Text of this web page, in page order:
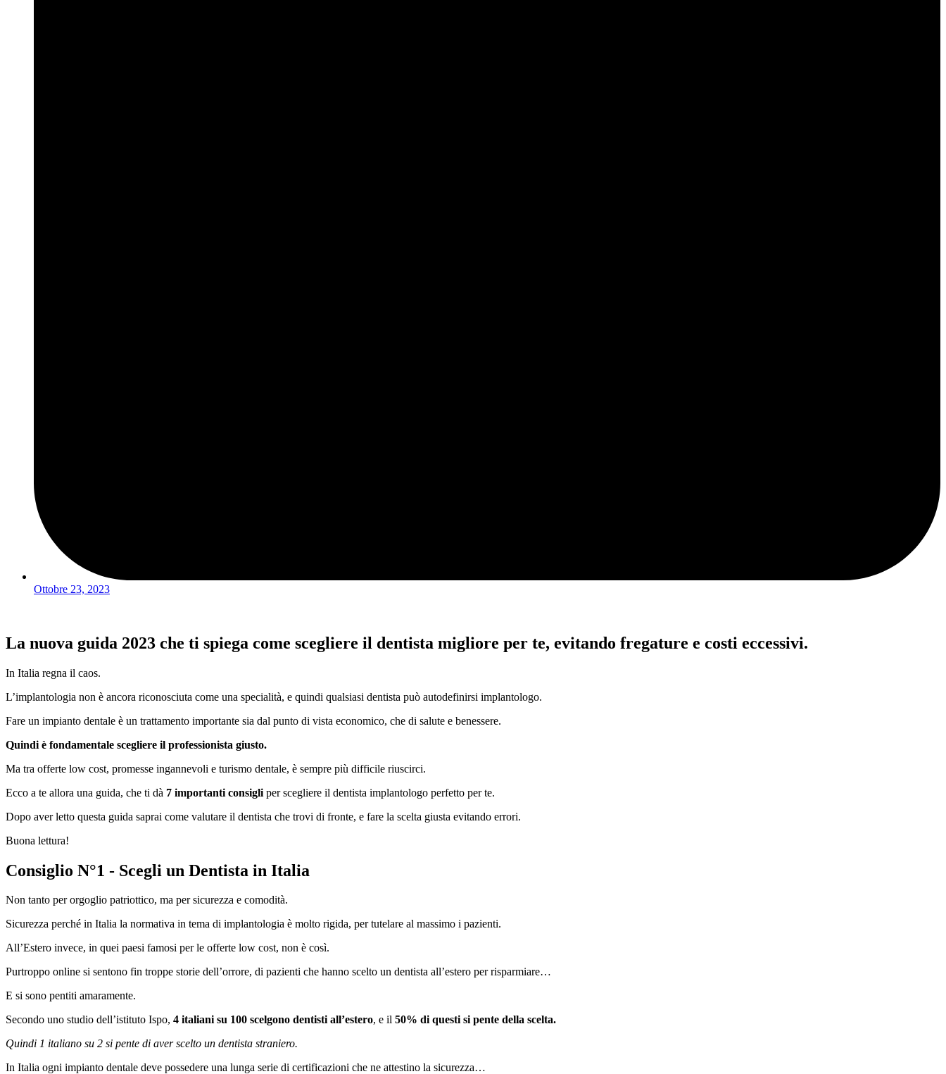
Ottobre 23, 2023
La nuova guida 2023 che ti spiega come scegliere il dentista migliore per te, evitando fregature e costi eccessivi.
In Italia regna il caos.
L’implantologia non è ancora riconosciuta come una specialità, e quindi qualsiasi dentista può autodefinirsi implantologo.
Fare un impianto dentale è un trattamento importante sia dal punto di vista economico, che di salute e benessere.
Quindi è fondamentale scegliere il professionista giusto.
Ma tra offerte low cost, promesse ingannevoli e turismo dentale, è sempre più difficile riuscirci.
Ecco a te allora una guida, che ti dà 7 importanti consigli per scegliere il dentista implantologo perfetto per te.
Dopo aver letto questa guida saprai come valutare il dentista che trovi di fronte, e fare la scelta giusta evitando errori.
Buona lettura!
Consiglio N°1 - Scegli un Dentista in Italia
Non tanto per orgoglio patriottico, ma per sicurezza e comodità.
Sicurezza perché in Italia la normativa in tema di implantologia è molto rigida, per tutelare al massimo i pazienti.
All’Estero invece, in quei paesi famosi per le offerte low cost, non è così.
Purtroppo online si sentono fin troppe storie dell’orrore, di pazienti che hanno scelto un dentista all’estero per risparmiare…
E si sono pentiti amaramente.
Secondo uno studio dell’istituto Ispo, 4 italiani su 100 scelgono dentisti all’estero, e il 50% di questi si pente della scelta.
Quindi 1 italiano su 2 si pente di aver scelto un dentista straniero.
In Italia ogni impianto dentale deve possedere una lunga serie di certificazioni che ne attestino la sicurezza…